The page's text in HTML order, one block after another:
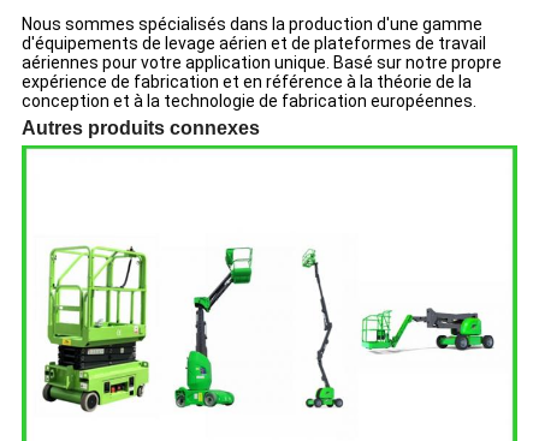
Nous sommes spécialisés dans la production d'une gamme
d'équipements de levage aérien et de plateformes de travail
aériennes pour votre application unique. Basé sur notre propre
expérience de fabrication et en référence à la théorie de la
conception et à la technologie de fabrication européennes.
Autres produits connexes